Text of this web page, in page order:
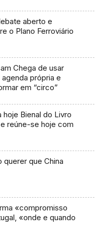
aberto e
o Plano Ferroviário
Chega de usar
própria e
em “circo”
hoje Bienal do Livro
reúne-se hoje com
querer que China
«compromisso
«onde e quando